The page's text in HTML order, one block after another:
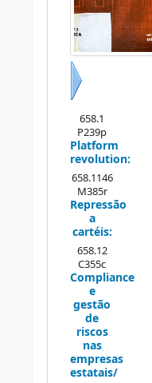
658.1
P239p
Platform
revolution:
658.1146
M385r
Repressão
a
cartéis:
658.12
C355c
Compliance
e
gestão
de
riscos
nas
empresas
estatais/